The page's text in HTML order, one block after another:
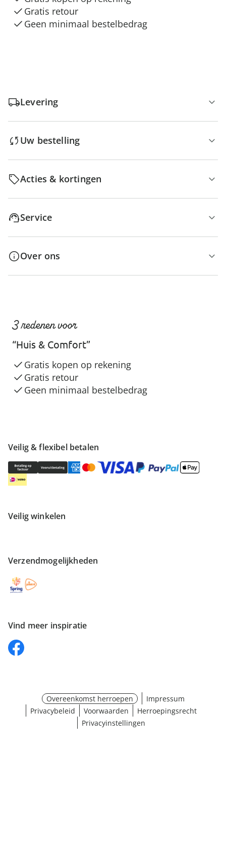
Gratis retour
Geen minimaal bestelbedrag
Levering
Uw bestelling
Acties & kortingen
Service
Over ons
Veilig & flexibel betalen
Veilig winkelen
Verzendmogelijkheden
Vind meer inspiratie
3 redenen voor
“Huis & Comfort”
Gratis kopen op rekening
Gratis retour
Geen minimaal bestelbedrag
Overeenkomst herroepen
Impressum
Privacybeleid
Voorwaarden
Herroepingsrecht
Privacyinstellingen